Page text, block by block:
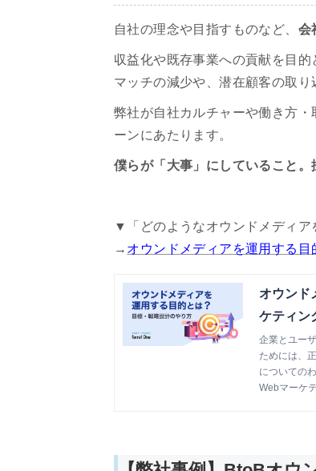
自社の理念や目指すものなど、 会
収益化や既存事業への貢献を目
マッチの減少や、潜在顧客の取り
弊社が自社カルチャーや働き方
ーンにあたります。
僕らが「大事」にしていること
▼「どのようなオウンドメディア
→ オウンドメディアを運用する
オウンド
ケティン
企業とユー
ためには、
についての
Webマーケ